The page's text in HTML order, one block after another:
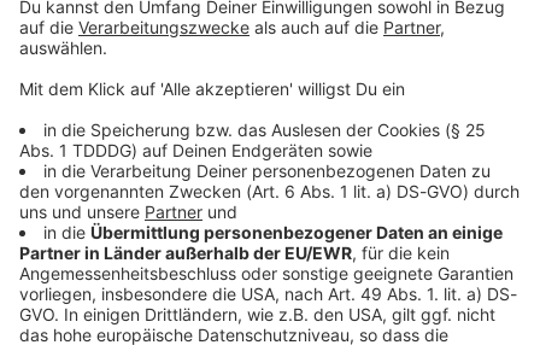
Lauren Dukoff UMG
DAS KÖNNTE DICH AUCH INTERESSIEREN